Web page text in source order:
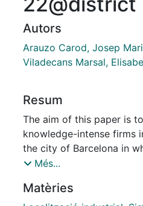
Autors
Arauzo Carod, Josep
Viladecans Marsal,
Resum
The aim of this paper is
knowledge-intense firms
the city of Barcelona in
promoted the formation
stagnation in a district
Més...
Matèries